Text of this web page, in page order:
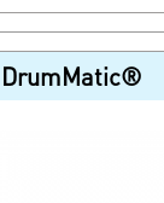
DrumMatic®